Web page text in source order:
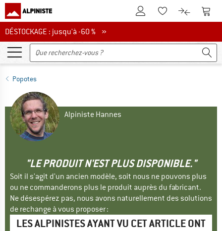
Vers le compte client
Vers la liste
Vers le
DÉSTOCKAGE : jusqu'à -60 %
DÉSTOCKAGE : jusqu'à -60 % »
Popotes
Alpiniste Hannes
"LE PRODUIT N'EST PLUS DISPONIBLE."
Soit il s'agit d'un ancien modèle, soit nous ne pouvons plus
ou ne commanderons plus le produit auprès du fabricant.
Ne désespérez pas, nous avons naturellement des solutions
de rechange à vous proposer :
LES ALPINISTES AYANT VU CET ARTICLE ONT